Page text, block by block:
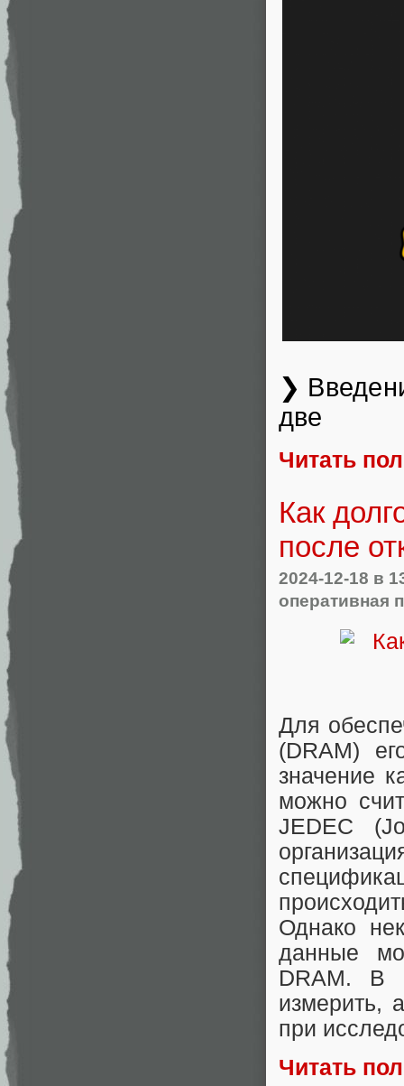
❯
две
Читать
Как
после
2024-12-18 в
оперативная
Для
(DRAM)
значение
можно
JEDEC
Однако
данные
DRAM. В
измерить,
при
Читать